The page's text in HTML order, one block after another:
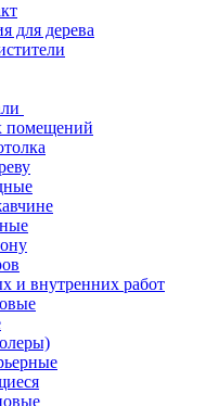
для дерева
помещений
и внутренних работ